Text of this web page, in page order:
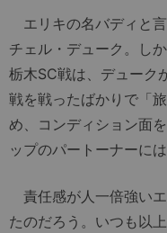
エリキの名バディと
チェル・デューク。し
栃木SC戦は、デューク
戦を戦ったばかりで「
め、コンディション面
ップのパートーナーに
責任感が人一倍強い
たのだろう。いつも以